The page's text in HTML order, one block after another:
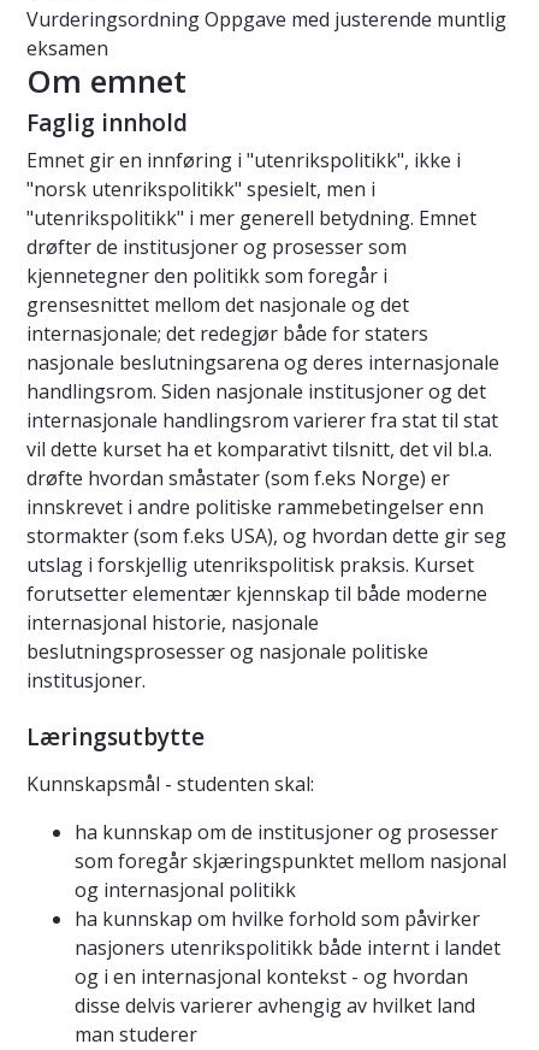
VurderingsordningOppgave med justerende muntlig
eksamen
Om emnet
Faglig innhold
Emnet gir en innføring i "utenrikspolitikk", ikke i
"norsk utenrikspolitikk" spesielt, men i
"utenrikspolitikk" i mer generell betydning. Emnet
drøfter de institusjoner og prosesser som
kjennetegner den politikk som foregår i
grensesnittet mellom det nasjonale og det
internasjonale; det redegjør både for staters
nasjonale beslutningsarena og deres internasjonale
handlingsrom. Siden nasjonale institusjoner og det
internasjonale handlingsrom varierer fra stat til stat
vil dette kurset ha et komparativt tilsnitt, det vil bl.a.
drøfte hvordan småstater (som f.eks Norge) er
innskrevet i andre politiske rammebetingelser enn
stormakter (som f.eks USA), og hvordan dette gir seg
utslag i forskjellig utenrikspolitisk praksis. Kurset
forutsetter elementær kjennskap til både moderne
internasjonal historie, nasjonale
beslutningsprosesser og nasjonale politiske
institusjoner.
Læringsutbytte
Kunnskapsmål - studenten skal:
ha kunnskap om de institusjoner og prosesser
som foregår skjæringspunktet mellom nasjonal
og internasjonal politikk
ha kunnskap om hvilke forhold som påvirker
nasjoners utenrikspolitikk både internt i landet
og i en internasjonal kontekst - og hvordan
disse delvis varierer avhengig av hvilket land
man studerer